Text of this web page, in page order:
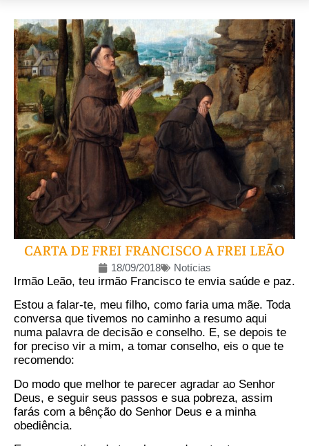
CARTA DE FREI FRANCISCO A FREI LEÃO
18/09/2018 Notícias
Irmão Leão, teu irmão Francisco te envia saúde e paz.
Estou a falar-te, meu filho, como faria uma mãe. Toda
conversa que tivemos no caminho a resumo aqui
numa palavra de decisão e conselho. E, se depois te
for preciso vir a mim, a tomar conselho, eis o que te
recomendo:
Do modo que melhor te parecer agradar ao Senhor
Deus, e seguir seus passos e sua pobreza, assim
farás com a bênção do Senhor Deus e a minha
obediência.